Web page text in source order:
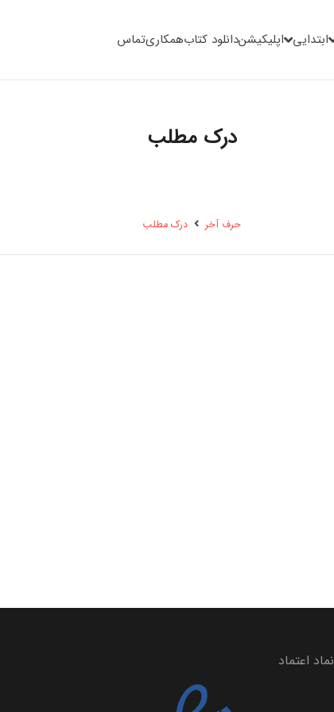
ابتدایی اپلیکیشندانلود کتابهمکاریتماس
درک مطلب
حرف آخر درک مطلب
نماد اعتماد